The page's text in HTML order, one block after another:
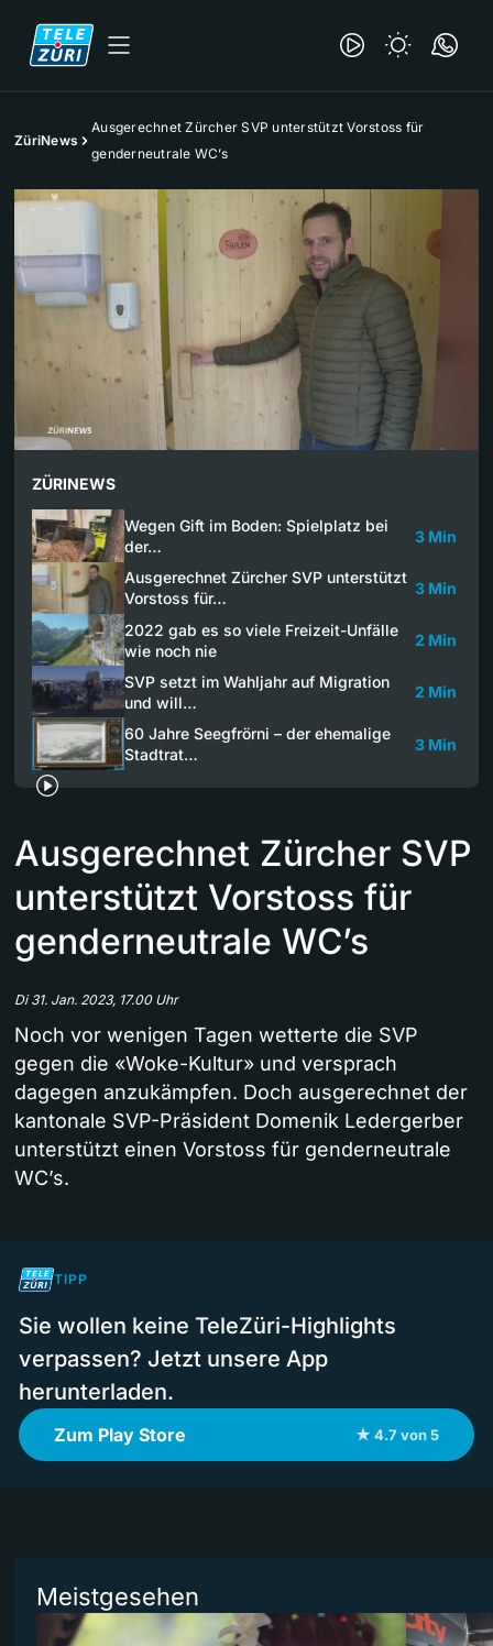
ZüriNews
Ausgerechnet Zürcher SVP unterstützt Vorstoss für
genderneutrale WC’s
ZÜRINEWS
Wegen Gift im Boden: Spielplatz bei
der…
3 Min
Ausgerechnet Zürcher SVP unterstützt
Vorstoss für…
3 Min
2022 gab es so viele Freizeit-Unfälle
wie noch nie
2 Min
SVP setzt im Wahljahr auf Migration
und will…
2 Min
60 Jahre Seegfrörni – der ehemalige
Stadtrat…
3 Min
Ausgerechnet Zürcher SVP
unterstützt Vorstoss für
genderneutrale WC’s
Di 31. Jan. 2023, 17.00 Uhr
Noch vor wenigen Tagen wetterte die SVP
gegen die «Woke-Kultur» und versprach
dagegen anzukämpfen. Doch ausgerechnet der
kantonale SVP-Präsident Domenik Ledergerber
unterstützt einen Vorstoss für genderneutrale
WC’s.
TIPP
Sie wollen keine TeleZüri-Highlights
verpassen? Jetzt unsere App
herunterladen.
Zum Play Store ★ 4.7 von 5
Meistgesehen